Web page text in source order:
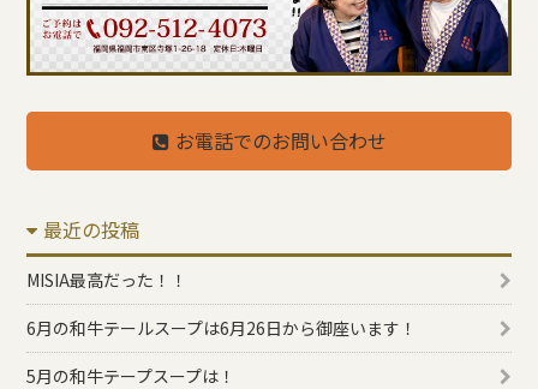
お電話でのお問い合わせ
最近の投稿
MISIA最高だった！！
6月の和牛テールスープは6月26日から御座います！
5月の和牛テープスープは！